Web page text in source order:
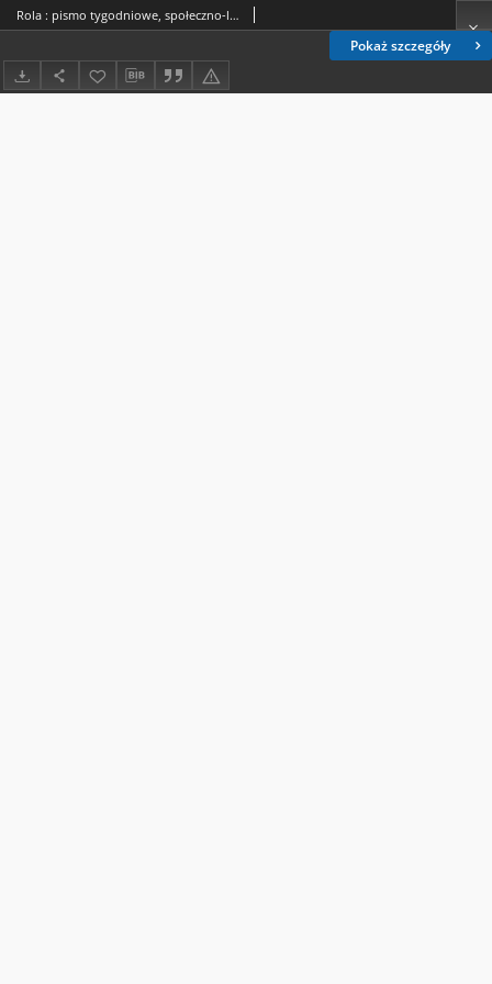
Pokaż szczegóły
Rola : pismo tygodniowe, społeczno-literackie / pod red. Jana Jeleńskiego R. 7, Nr 46 (4/16 listopada 1889)